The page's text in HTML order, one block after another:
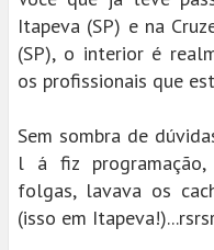
Itapeva (SP) e na
(SP), o interior é
os profissionais que
Sem sombra de
l á fiz programação,
folgas, lavava os
(isso em